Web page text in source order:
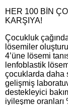
HER 100 BİN
KARŞIYA!
Çocukluk
lösemiler
4’üne lösemi
lenfoblastik
çocuklarda daha
gelişmiş
destekleyici
iyileşme oranları